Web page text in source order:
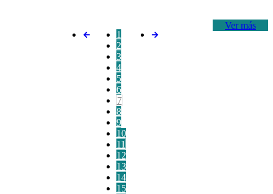
Ver más
1
2
3
4
5
6
7
8
9
10
11
12
13
14
15